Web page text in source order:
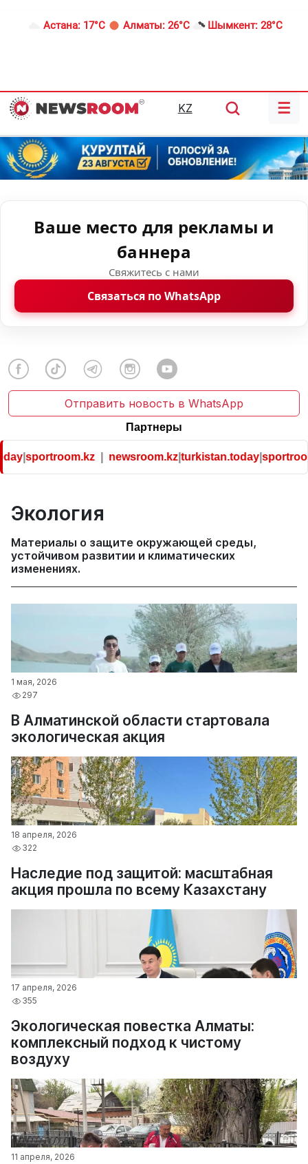
Астана: 17°C Алматы: 26°C Шымкент: 28°C
KZ ☰
Ваше место для рекламы и
баннера
Свяжитесь с нами
Связаться по WhatsApp
Отправить новость в WhatsApp
Партнеры
|newsroom.kz|turkistan.today|sportroom.kz
Экология
Материалы о защите окружающей среды,
устойчивом развитии и климатических
изменениях.
1 мая, 2026
297
В Алматинской области стартовала
экологическая акция
18 апреля, 2026
322
Наследие под защитой: масштабная
акция прошла по всему Казахстану
17 апреля, 2026
355
Экологическая повестка Алматы:
комплексный подход к чистому
воздуху
11 апреля, 2026